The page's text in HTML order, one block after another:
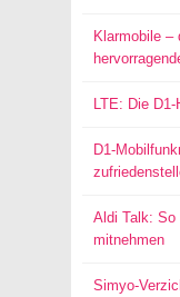
Klarmobile –
LTE: Die
D1-
Aldi Talk: So
mitnehmen
Simyo-